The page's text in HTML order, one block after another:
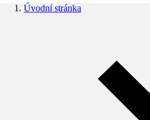
Úvodní stránka